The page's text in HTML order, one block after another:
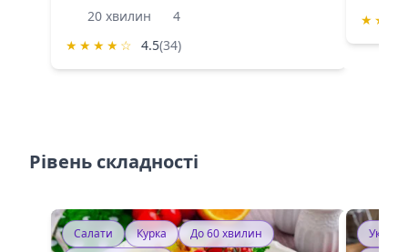
20 хвилин
4
★ ★ ★ ★ ☆ 4.5(34)
★ ★
Рівень складності
Салати Курка
До 60 хвилин